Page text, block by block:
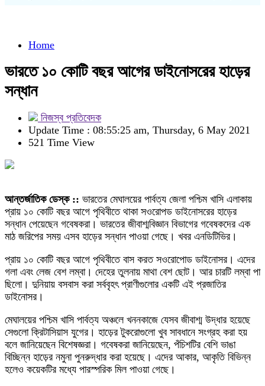
Home
ভারতে ১০ কোটি বছর আগের ডাইনোসরের হাড়ের
সন্ধান
নিজস্ব প্রতিবেদক
Update Time : 08:55:25 am, Thursday, 6 May 2021
521 Time View
আন্তর্জাতিক ডেস্ক :: ভারতের মেঘালয়ের পার্বত্য জেলা পশ্চিম খাসি এলাকায়
প্রায় ১০ কোটি বছর আগে পৃথিবীতে থাকা সওরোপড ডাইনোসরের হাড়ের
সন্ধান পেয়েছেন গবেষকরা। ভারতের জীবাশ্মবিজ্ঞান বিভাগের গবেষকদের এক
মাঠ জরিপের সময় এসব হাড়ের সন্ধান পাওয়া গেছে। খবর এনডিটিভির।
প্রায় ১০ কোটি বছর আগে পৃথিবীতে বাস করত সওরোপোড ডাইনোসর। এদের
গলা এবং লেজ বেশ লম্বা। দেহের তুলনায় মাথা বেশ ছোট। আর চারটি লম্বা পা
ছিলো। দুনিয়ায় বসবাস করা সর্ববৃহৎ প্রাণীগুলোর একটি এই প্রজাতির
ডাইনোসর।
মেঘালয়ের পশ্চিম খাসি পার্বত্য অঞ্চলে খননকাজে যেসব জীবাশ্ম উদ্ধার হয়েছে
সেগুলো ক্রিটাসিয়াস যুগের। হাড়ের টুকরোগুলো খুব সাবধানে সংগ্রহ করা হয়
বলে জানিয়েছেন বিশেষজ্ঞরা। গবেষকরা জানিয়েছেন, পঁচিশটির বেশি ভাঙা
বিচ্ছিন্ন হাড়ের নমুনা পুনরুদ্ধার করা হয়েছে। এদের আকার, আকৃতি বিভিন্ন
হলেও কয়েকটির মধ্যে পারস্পরিক মিল পাওয়া গেছে।